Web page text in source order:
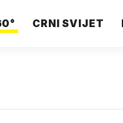
CRNI SVIJET